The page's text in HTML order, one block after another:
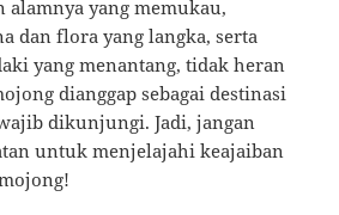
alamnya yang memukau,
dan flora yang langka, serta
yang menantang, tidak heran
dianggap sebagai destinasi
dikunjungi. Jadi, jangan
untuk menjelajahi keajaiban